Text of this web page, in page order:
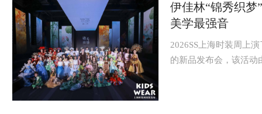
伊佳林“锦秀织梦
美学最强音
2026SS上海时装周上
的新品发布会，该活动